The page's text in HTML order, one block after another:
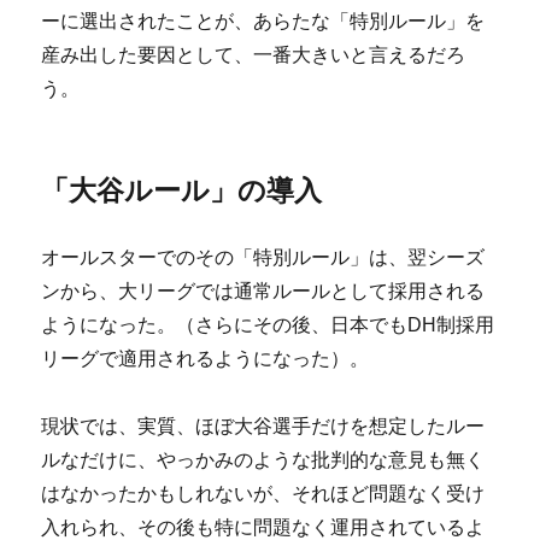
ーに選出されたことが、あらたな「特別ルール」を
産み出した要因として、一番大きいと言えるだろ
う。
「大谷ルール」の導入
オールスターでのその「特別ルール」は、翌シーズ
ンから、大リーグでは通常ルールとして採用される
ようになった。（さらにその後、日本でもDH制採用
リーグで適用されるようになった）。
現状では、実質、ほぼ大谷選手だけを想定したルー
ルなだけに、やっかみのような批判的な意見も無く
はなかったかもしれないが、それほど問題なく受け
入れられ、その後も特に問題なく運用されているよ